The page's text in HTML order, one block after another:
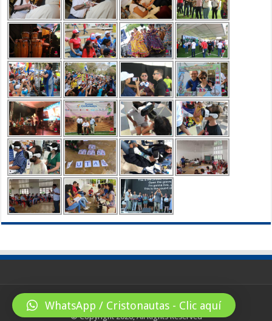
© Copyright 2026, All Rights Reserved
WhatsApp / Cristonautas - Clic aquí